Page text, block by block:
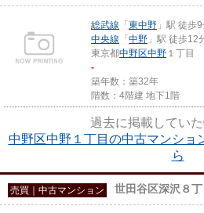
総武線 「東中野 」駅 徒歩
中央線 「中野 」駅 徒歩12
東京都中野区中野 １丁目
-
築年数：築32年
階数：4階建 地下1階
過去に掲載していた
中野区中野１丁目の中古マンショ
ら
売買｜中古マンション 世田谷区深沢８